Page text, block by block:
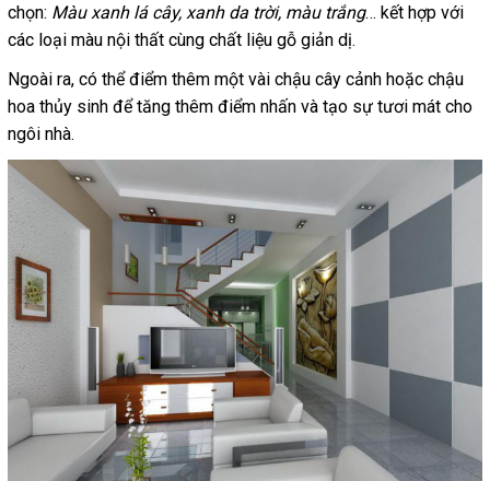
chọn: Màu xanh lá cây, xanh da trời, màu trắng… kết hợp với
các loại màu nội thất cùng chất liệu gỗ giản dị.
Ngoài ra, có thể điểm thêm một vài chậu cây cảnh hoặc chậu
hoa thủy sinh để tăng thêm điểm nhấn và tạo sự tươi mát cho
ngôi nhà.